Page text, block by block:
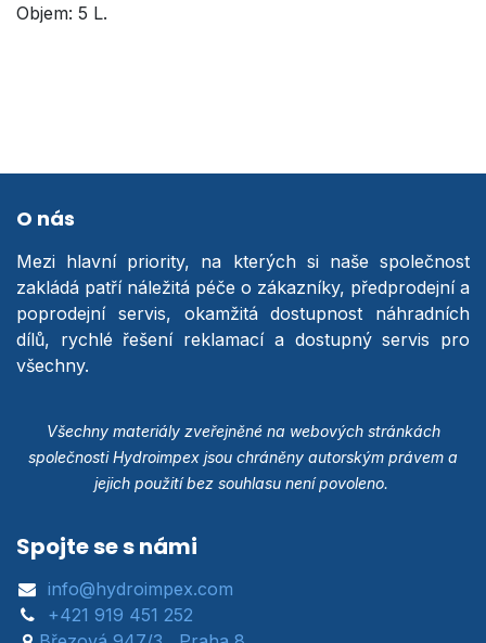
Objem: 5 L.
O nás
Mezi hlavní priority, na kterých si naše společnost
zakládá patří náležitá péče o zákazníky, předprodejní a
poprodejní servis, okamžitá dostupnost náhradních
dílů, rychlé řešení reklamací a dostupný servis pro
všechny.
Všechny materiály zveřejněné na webových stránkách
společnosti Hydroimpex jsou chráněny autorským právem a
jejich použití bez souhlasu není povoleno.
Spojte se s námi
info@hydroimpex.com
+421 919 451 252